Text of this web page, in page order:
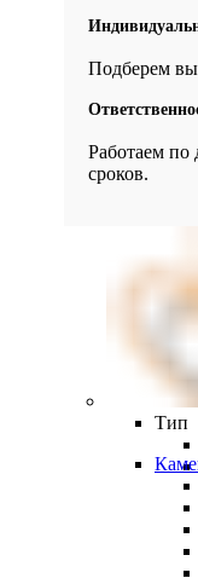
Подберем
Работаем по
сроков.
Тип